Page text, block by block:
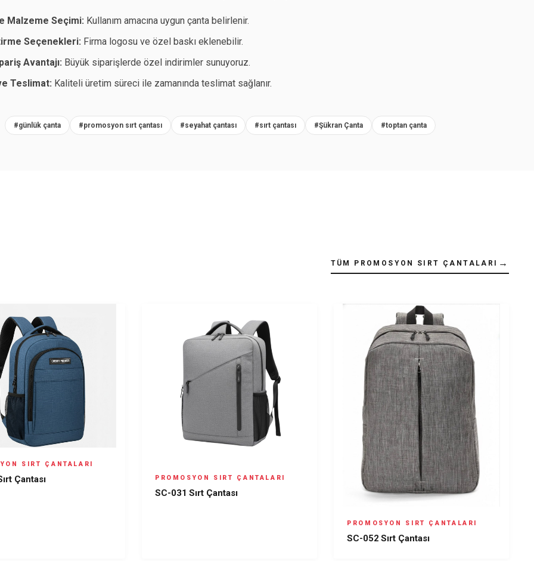
Malzeme Seçimi: Kullanım amacına uygun çanta belirlenir.
Seçenekleri: Firma logosu ve özel baskı eklenebilir.
Avantajı: Büyük siparişlerde özel indirimler sunuyoruz.
Teslimat: Kaliteli üretim süreci ile zamanında teslimat sağlanır.
#günlük çanta #promosyon sırt çantası #seyahat çantası #sırt çantası #Şükran Çanta #toptan çanta
TÜM PROMOSYON SIRT ÇANTALARI →
SIRT ÇANTALARI
Çantası PROMOSYON SIRT ÇANTALARI
SC-031 Sırt Çantası
PROMOSYON SIRT ÇANTALARI
SC-052 Sırt Çantası